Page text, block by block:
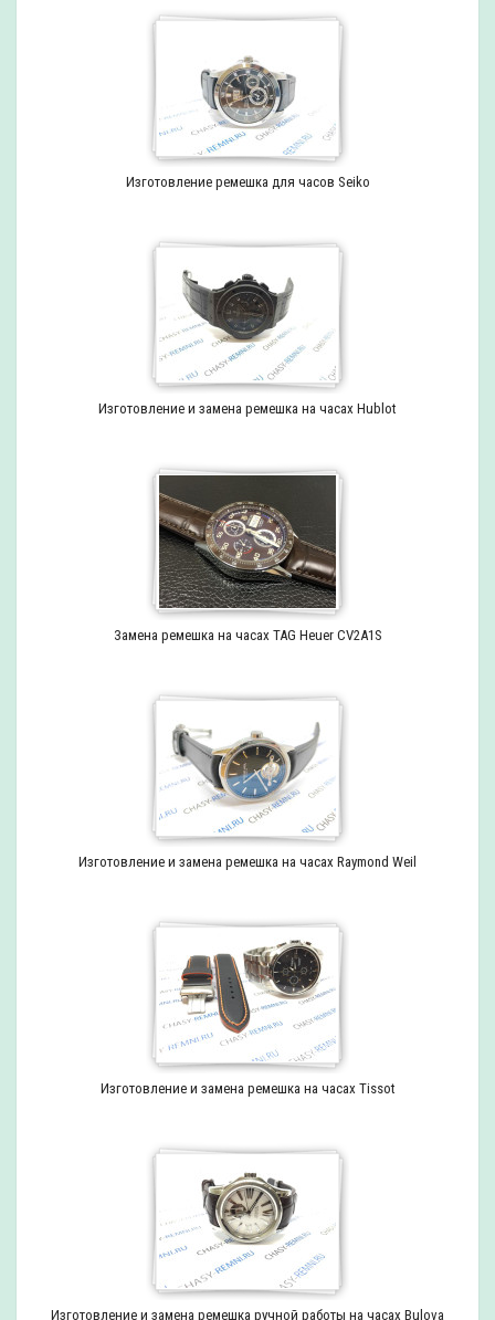
Изготовление ремешка для часов Seiko
Изготовление и замена ремешка на часах Hublot
Замена ремешка на часах TAG Heuer CV2A1S
Изготовление и замена ремешка на часах Raymond Weil
Изготовление и замена ремешка на часах Tissot
Изготовление и замена ремешка ручной работы на часах Bulova